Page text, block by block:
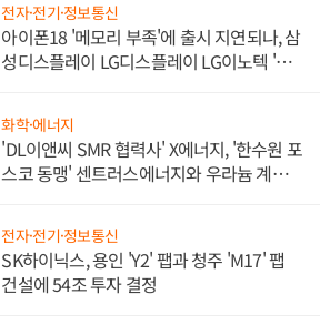
전자·전기·정보통신
아이폰18 '메모리 부족'에 출시 지연되나, 삼
성디스플레이 LG디스플레이 LG이노텍 '탈
화학·에너지
'DL이앤씨 SMR 협력사' X에너지, '한수원 포
스코 동맹' 센트러스에너지와 우라늄 계약
전자·전기·정보통신
SK하이닉스, 용인 'Y2' 팹과 청주 'M17' 팹
건설에 54조 투자 결정